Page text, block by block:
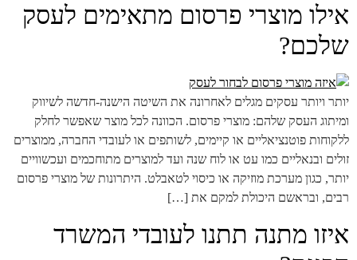
אילו מוצרי פרסום מתאימים לעסק
שלכם?
יותר ויותר עסקים מגלים לאחרונה את השיטה הישנה-חדשה לשיווק
ומיתוג העסק שלהם: מוצרי פרסום. הכוונה לכל מוצר שאפשר לחלק
ללקוחות פוטנציאליים או קיימים, לשותפים או לעובדי החברה, ממוצרים
זולים ובנאליים כמו עט או לוח שנה ועד למוצרים מתוחכמים ועכשוויים
יותר, כגון מערכת מוזיקה או כיסוי לטאבלט. היתרונות של מוצרי פרסום
רבים, ובראשם היכולת למקם את […]
איזו מתנה תתנו לעובדי המשרד